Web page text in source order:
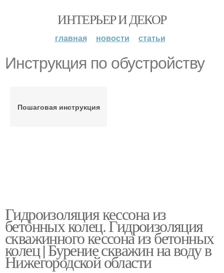
ИНТЕРЬЕР И ДЕКОР
главная новости статьи
Инструкция по обустройству
Пошаговая инструкция
Гидроизоляция кессона из
бетонных колец. Гидроизоляция
скважинного кессона из бетонных
колец | Бурение скважин на воду в
Нижегородской области